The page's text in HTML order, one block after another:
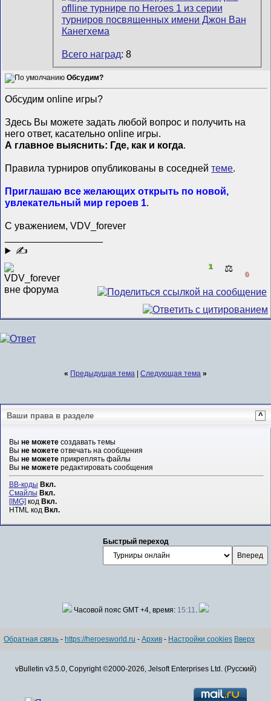
Всего наград: 8
Обсудим?
Обсудим online игры?
Здесь Вы можете задать любой вопрос и получить на
него ответ, касательно online игры.
А главное выяснить: Где, как и когда.
Правила турниров опубликованы в соседнейтеме.
Приглашаю все желающих открыть по новой,
увлекательный мир героев 1.
С уважением, VDV_forever
✍
1 ⚖️
0
« Предыдущая тема | Следующая тема »
Ваши права в разделе ^
Вы не можетесоздавать темы
Вы не можетеотвечать на сообщения
Вы не можетеприкреплять файлы
Вы не можетередактировать сообщения
BB-коды Вкл.
Смайлы Вкл.
[IMG] код Вкл.
HTML код Вкл.
Быстрый переход
Часовой пояс GMT +4, время: 15:11
Обратная связь - https://heroesworld.ru - Архив - Настройки cookies Вверх
vBulletin v3.5.0, Copyright ©2000-2026, Jelsoft Enterprises Ltd. (Русский)